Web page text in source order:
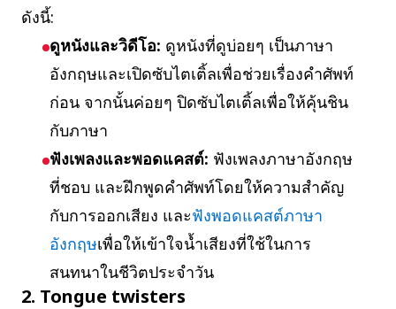
ดังนี้:
ดูหนังและวิดีโอ: ดูหนังที่ดูบ่อยๆ เป็นภาษา
อังกฤษและเปิดซับไตเติ้ลเพื่อช่วยเรื่องคำศัพท์
ก่อน จากนั้นค่อยๆ ปิดซับไตเติ้ลเพื่อให้คุ้นชิน
กับภาษา
ฟังเพลงและพอดแคสต์: ฟังเพลงภาษาอังกฤษ
ที่ชอบ และฝึกพูดคำศัพท์โดยให้ความสำคัญ
กับการออกเสียง และฟังพอดแคสต์ภาษา
อังกฤษเพื่อให้เข้าใจน้ำเสียงที่ใช้ในการ
สนทนาในชีวิตประจำวัน
2. Tongue twisters